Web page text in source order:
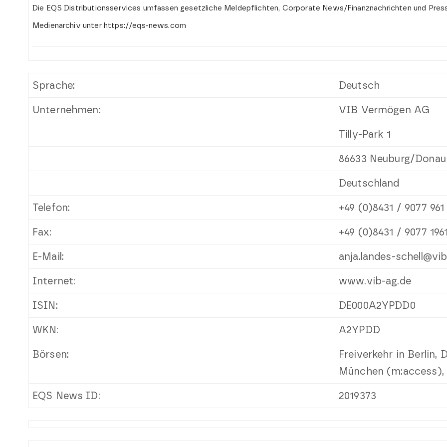
Die EQS Distributionsservices umfassen gesetzliche Meldepflichten, Corporate News/Finanznachrichten und
Medienarchiv unter https://eqs-news.com
Sprache: Deutsch
Unternehmen: VIB Vermögen AG
Tilly-Park 1
86633 Neuburg/Donau
Deutschland
Telefon: +49 (0)8431 / 9077 961
Fax: +49 (0)8431 / 9077 1961
E-Mail: anja.landes-
Internet: www.vib-ag.de
ISIN: DE000A2YPDD0
WKN: A2YPDD
Börsen:
Freiverkehr in Berlin,
München
EQS News ID: 2019373